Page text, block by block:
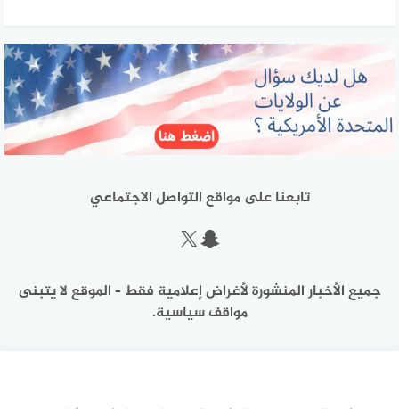
تابعنا على مواقع التواصل الاجتماعي
سناب شات
إكس
جميع الأخبار المنشورة لأغراض إعلامية فقط – الموقع لا يتبنى
مواقف سياسية.